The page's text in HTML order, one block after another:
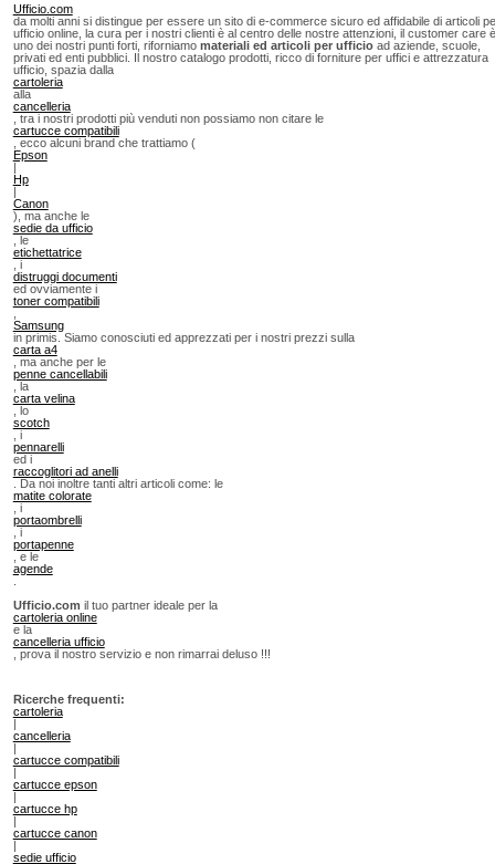
Ufficio.com
da molti anni si distingue per essere un sito di e-commerce sicuro ed affidabile di articoli
ufficio online, la cura per i nostri clienti è al centro delle nostre attenzioni, il customer care è
uno dei nostri punti forti, riforniamo materiali ed articoli per ufficioad aziende, scuole,
privati ed enti pubblici. Il nostro catalogo prodotti, ricco di forniture per uffici e attrezzatura
ufficio, spazia dalla
cartoleria
alla
cancelleria
, tra i nostri prodotti più venduti non possiamo non citare le
cartucce compatibili
, ecco alcuni brand che trattiamo (
Epson
|
Hp
|
Canon
), ma anche le
sedie da ufficio
, le
etichettatrice
, i
distruggi documenti
ed ovviamente i
toner compatibili
Samsung
in primis. Siamo conosciuti ed apprezzati per i nostri prezzi sulla
carta a4
, ma anche per le
penne cancellabili
, la
carta velina
, lo
scotch
, i
pennarelli
ed i
raccoglitori ad anelli
. Da noi inoltre tanti altri articoli come: le
matite colorate
, i
portaombrelli
, i
portapenne
, e le
agende
Ufficio.com il tuo partner ideale per la
cartoleria online
e la
cancelleria ufficio
, prova il nostro servizio e non rimarrai deluso !!!
Ricerche frequenti:
cartoleria
|
cancelleria
|
cartucce compatibili
|
cartucce epson
|
cartucce hp
|
cartucce canon
|
sedie ufficio